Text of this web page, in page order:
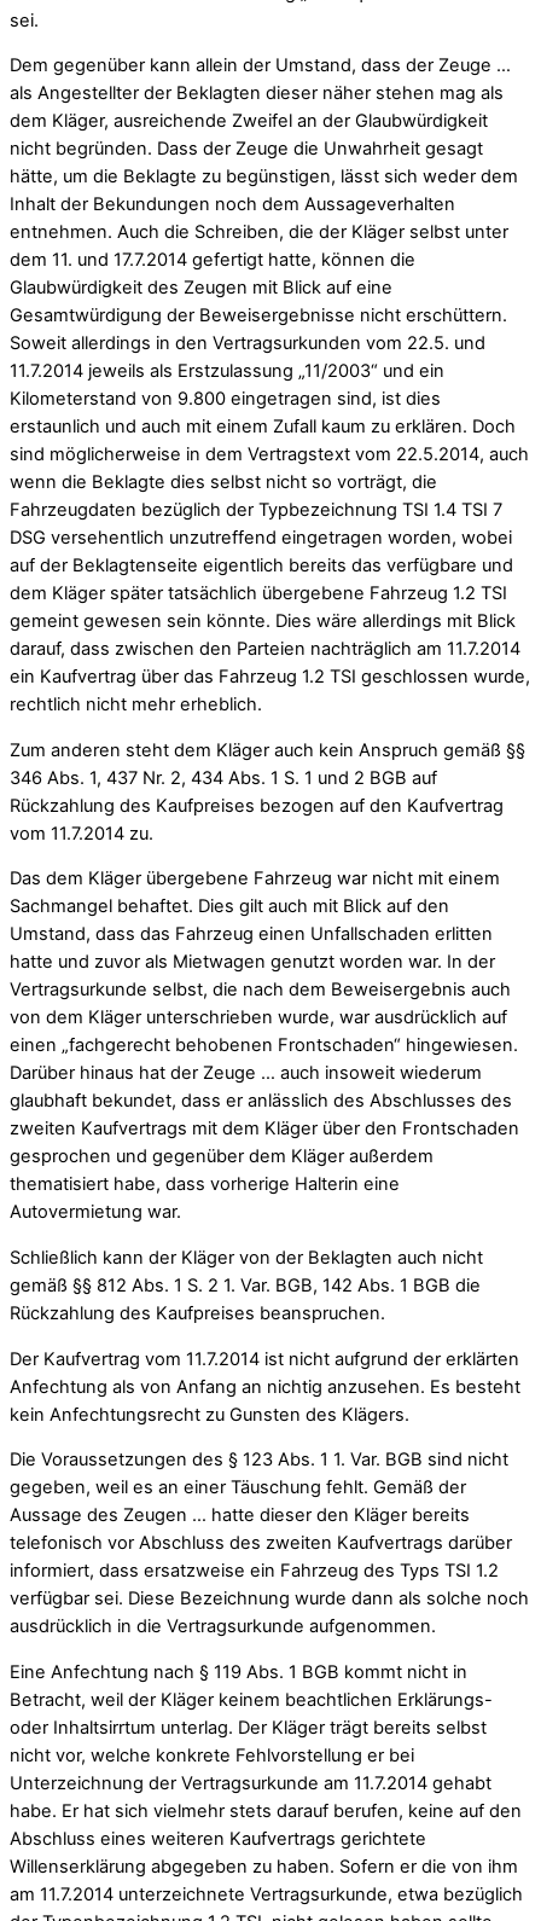
sei.
Dem gegenüber kann allein der Umstand, dass der Zeuge …
als Angestellter der Beklagten dieser näher stehen mag als
dem Kläger, ausreichende Zweifel an der Glaubwürdigkeit
nicht begründen. Dass der Zeuge die Unwahrheit gesagt
hätte, um die Beklagte zu begünstigen, lässt sich weder dem
Inhalt der Bekundungen noch dem Aussageverhalten
entnehmen. Auch die Schreiben, die der Kläger selbst unter
dem 11. und 17.7.2014 gefertigt hatte, können die
Glaubwürdigkeit des Zeugen mit Blick auf eine
Gesamtwürdigung der Beweisergebnisse nicht erschüttern.
Soweit allerdings in den Vertragsurkunden vom 22.5. und
11.7.2014 jeweils als Erstzulassung „11/2003“ und ein
Kilometerstand von 9.800 eingetragen sind, ist dies
erstaunlich und auch mit einem Zufall kaum zu erklären. Doch
sind möglicherweise in dem Vertragstext vom 22.5.2014, auch
wenn die Beklagte dies selbst nicht so vorträgt, die
Fahrzeugdaten bezüglich der Typbezeichnung TSI 1.4 TSI 7
DSG versehentlich unzutreffend eingetragen worden, wobei
auf der Beklagtenseite eigentlich bereits das verfügbare und
dem Kläger später tatsächlich übergebene Fahrzeug 1.2 TSI
gemeint gewesen sein könnte. Dies wäre allerdings mit Blick
darauf, dass zwischen den Parteien nachträglich am 11.7.2014
ein Kaufvertrag über das Fahrzeug 1.2 TSI geschlossen wurde,
rechtlich nicht mehr erheblich.
Zum anderen steht dem Kläger auch kein Anspruch gemäß §§
346 Abs. 1, 437 Nr. 2, 434 Abs. 1 S. 1 und 2 BGB auf
Rückzahlung des Kaufpreises bezogen auf den Kaufvertrag
vom 11.7.2014 zu.
Das dem Kläger übergebene Fahrzeug war nicht mit einem
Sachmangel behaftet. Dies gilt auch mit Blick auf den
Umstand, dass das Fahrzeug einen Unfallschaden erlitten
hatte und zuvor als Mietwagen genutzt worden war. In der
Vertragsurkunde selbst, die nach dem Beweisergebnis auch
von dem Kläger unterschrieben wurde, war ausdrücklich auf
einen „fachgerecht behobenen Frontschaden“ hingewiesen.
Darüber hinaus hat der Zeuge … auch insoweit wiederum
glaubhaft bekundet, dass er anlässlich des Abschlusses des
zweiten Kaufvertrags mit dem Kläger über den Frontschaden
gesprochen und gegenüber dem Kläger außerdem
thematisiert habe, dass vorherige Halterin eine
Autovermietung war.
Schließlich kann der Kläger von der Beklagten auch nicht
gemäß §§ 812 Abs. 1 S. 2 1. Var. BGB, 142 Abs. 1 BGB die
Rückzahlung des Kaufpreises beanspruchen.
Der Kaufvertrag vom 11.7.2014 ist nicht aufgrund der erklärten
Anfechtung als von Anfang an nichtig anzusehen. Es besteht
kein Anfechtungsrecht zu Gunsten des Klägers.
Die Voraussetzungen des § 123 Abs. 1 1. Var. BGB sind nicht
gegeben, weil es an einer Täuschung fehlt. Gemäß der
Aussage des Zeugen … hatte dieser den Kläger bereits
telefonisch vor Abschluss des zweiten Kaufvertrags darüber
informiert, dass ersatzweise ein Fahrzeug des Typs TSI 1.2
verfügbar sei. Diese Bezeichnung wurde dann als solche noch
ausdrücklich in die Vertragsurkunde aufgenommen.
Eine Anfechtung nach § 119 Abs. 1 BGB kommt nicht in
Betracht, weil der Kläger keinem beachtlichen Erklärungs-
oder Inhaltsirrtum unterlag. Der Kläger trägt bereits selbst
nicht vor, welche konkrete Fehlvorstellung er bei
Unterzeichnung der Vertragsurkunde am 11.7.2014 gehabt
habe. Er hat sich vielmehr stets darauf berufen, keine auf den
Abschluss eines weiteren Kaufvertrags gerichtete
Willenserklärung abgegeben zu haben. Sofern er die von ihm
am 11.7.2014 unterzeichnete Vertragsurkunde, etwa bezüglich